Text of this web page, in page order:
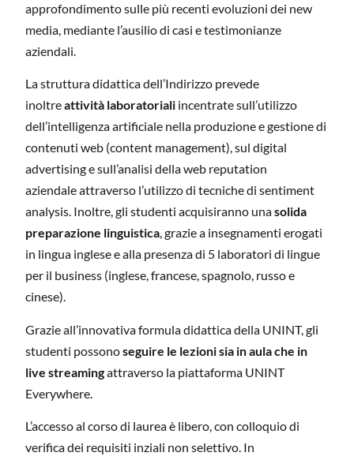
approfondimento sulle più recenti evoluzioni dei new
media, mediante l’ausilio di casi e testimonianze
aziendali.
La struttura didattica dell’Indirizzo prevede
inoltreattività laboratoriali incentrate sull’utilizzo
dell’intelligenza artificiale nella produzione e gestione di
contenuti web (content management), sul digital
advertising e sull’analisi della web reputation
aziendale attraverso l’utilizzo di tecniche di sentiment
analysis. Inoltre, gli studenti acquisiranno unasolida
preparazione linguistica, grazie a insegnamenti erogati
in lingua inglese e alla presenza di 5 laboratori di lingue
per il business (inglese, francese, spagnolo, russo e
cinese).
Grazie all’innovativa formula didattica della UNINT, gli
studenti possonoseguire le lezioni sia in aula che in
live streamingattraverso la piattaforma UNINT
Everywhere.
L’accesso al corso di laurea è libero, con colloquio di
verifica dei requisiti inziali non selettivo. In